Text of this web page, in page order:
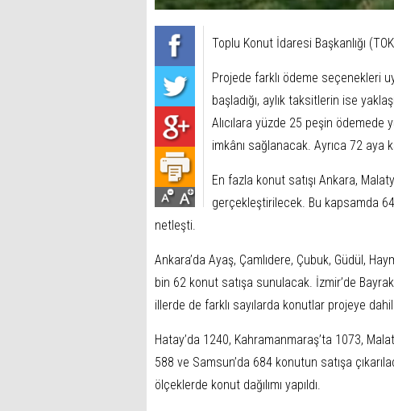
Toplu Konut İdaresi Başkanlığı
Projede farklı ödeme seçenekleri
başladığı, aylık taksitlerin ise
Alıcılara yüzde 25 peşin
imkânı sağlanacak. Ayrıca 72
En fazla konut satışı Ankara,
gerçekleştirilecek. Bu kapsamda 64
netleşti.
Ankara’da Ayaş, Çamlıdere, Çubuk, Güdül,
bin 62 konut satışa sunulacak. İzmir’de
illerde de farklı sayılarda konutlar projeye
Hatay’da 1240, Kahramanmaraş’ta 1073,
588 ve Samsun’da 684 konutun satışa
ölçeklerde konut dağılımı yapıldı.